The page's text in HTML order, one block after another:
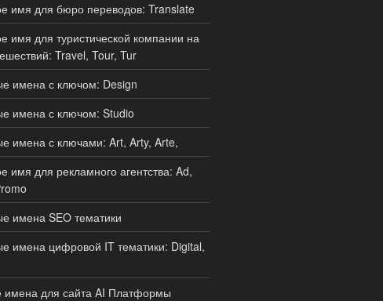
имя для бюро переводов: Translate
имя для туристической компании на
Travel, Tour, Tur
имена с ключом: Design
имена с ключом: Studio
имена с ключами: Art, Arty, Arte,
имя для рекламного агентства: Ad,
имена SEO тематики
имена цифровой IT тематики: Digital,
имена для сайта AI Платформы